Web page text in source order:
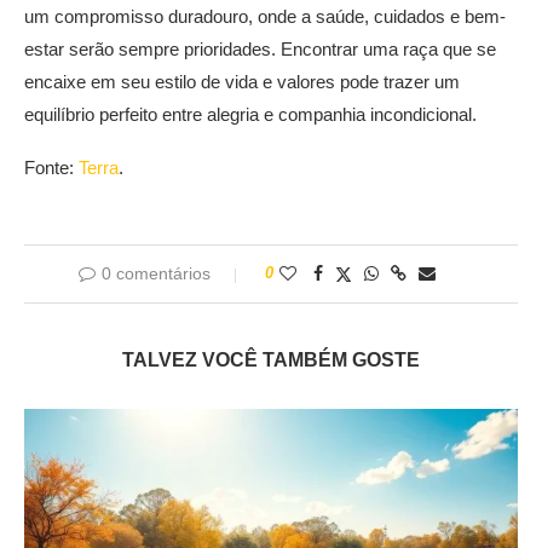
um compromisso duradouro, onde a saúde, cuidados e bem-
estar serão sempre prioridades. Encontrar uma raça que se
encaixe em seu estilo de vida e valores pode trazer um
equilíbrio perfeito entre alegria e companhia incondicional.
Fonte: Terra.
0 comentários 0
TALVEZ VOCÊ TAMBÉM GOSTE